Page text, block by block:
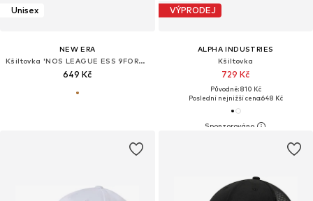
Unisex
NEW ERA
Kšiltovka 'NOS LEAGUE ESS 9FORTY NEYYAN'
649 Kč
VÝPRODEJ
ALPHA INDUSTRIES
Kšiltovka
729 Kč
Původně: 810 Kč
Poslední nejnižší cena:648 Kč